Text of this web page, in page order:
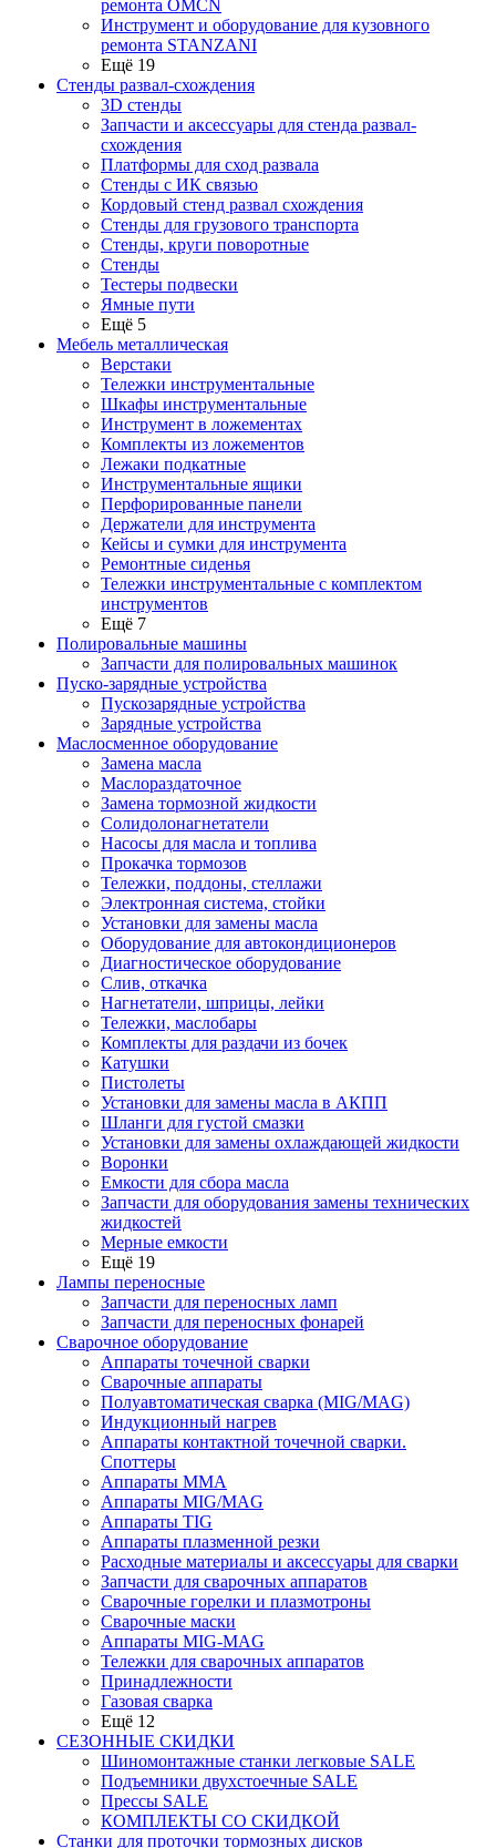
ремонта OMCN
Инструмент и оборудование для кузовного
ремонта STANZANI
Ещё 19
Стенды развал-схождения
3D стенды
Запчасти и аксессуары для стенда развал-
схождения
Платформы для сход развала
Стенды с ИК связью
Кордовый стенд развал схождения
Стенды для грузового транспорта
Стенды, круги поворотные
Стенды
Тестеры подвески
Ямные пути
Ещё 5
Мебель металлическая
Верстаки
Тележки инструментальные
Шкафы инструментальные
Инструмент в ложементах
Комплекты из ложементов
Лежаки подкатные
Инструментальные ящики
Перфорированные панели
Держатели для инструмента
Кейсы и сумки для инструмента
Ремонтные сиденья
Тележки инструментальные с комплектом
инструментов
Ещё 7
Полировальные машины
Запчасти для полировальных машинок
Пуско-зарядные устройства
Пускозарядные устройства
Зарядные устройства
Маслосменное оборудование
Замена масла
Маслораздаточное
Замена тормозной жидкости
Солидолонагнетатели
Насосы для масла и топлива
Прокачка тормозов
Тележки, поддоны, стеллажи
Электронная система, стойки
Установки для замены масла
Оборудование для автокондиционеров
Диагностическое оборудование
Слив, откачка
Нагнетатели, шприцы, лейки
Тележки, маслобары
Комплекты для раздачи из бочек
Катушки
Пистолеты
Установки для замены масла в АКПП
Шланги для густой смазки
Установки для замены охлаждающей жидкости
Воронки
Емкости для сбора масла
Запчасти для оборудования замены технических
жидкостей
Мерные емкости
Ещё 19
Лампы переносные
Запчасти для переносных ламп
Запчасти для переносных фонарей
Сварочное оборудование
Аппараты точечной сварки
Сварочные аппараты
Полуавтоматическая сварка (MIG/MAG)
Индукционный нагрев
Аппараты контактной точечной сварки.
Споттеры
Аппараты MMA
Аппараты MIG/MAG
Аппараты TIG
Аппараты плазменной резки
Расходные материалы и аксессуары для сварки
Запчасти для сварочных аппаратов
Сварочные горелки и плазмотроны
Сварочные маски
Аппараты MIG-MAG
Тележки для сварочных аппаратов
Принадлежности
Газовая сварка
Ещё 12
СЕЗОННЫЕ СКИДКИ
Шиномонтажные станки легковые SALE
Подъемники двухстоечные SALE
Прессы SALE
КОМПЛЕКТЫ СО СКИДКОЙ
Станки для проточки тормозных дисков